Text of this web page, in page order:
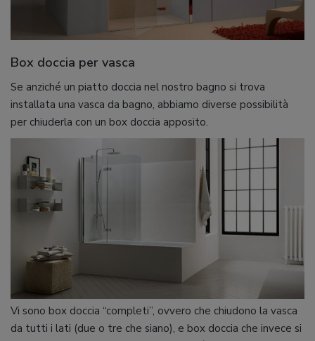
Box doccia per vasca
Se anziché un piatto doccia nel nostro bagno si trova
installata una vasca da bagno, abbiamo diverse possibilità
per chiuderla con un box doccia apposito.
Vi sono box doccia “completi”, ovvero che chiudono la vasca
da tutti i lati (due o tre che siano), e box doccia che invece si